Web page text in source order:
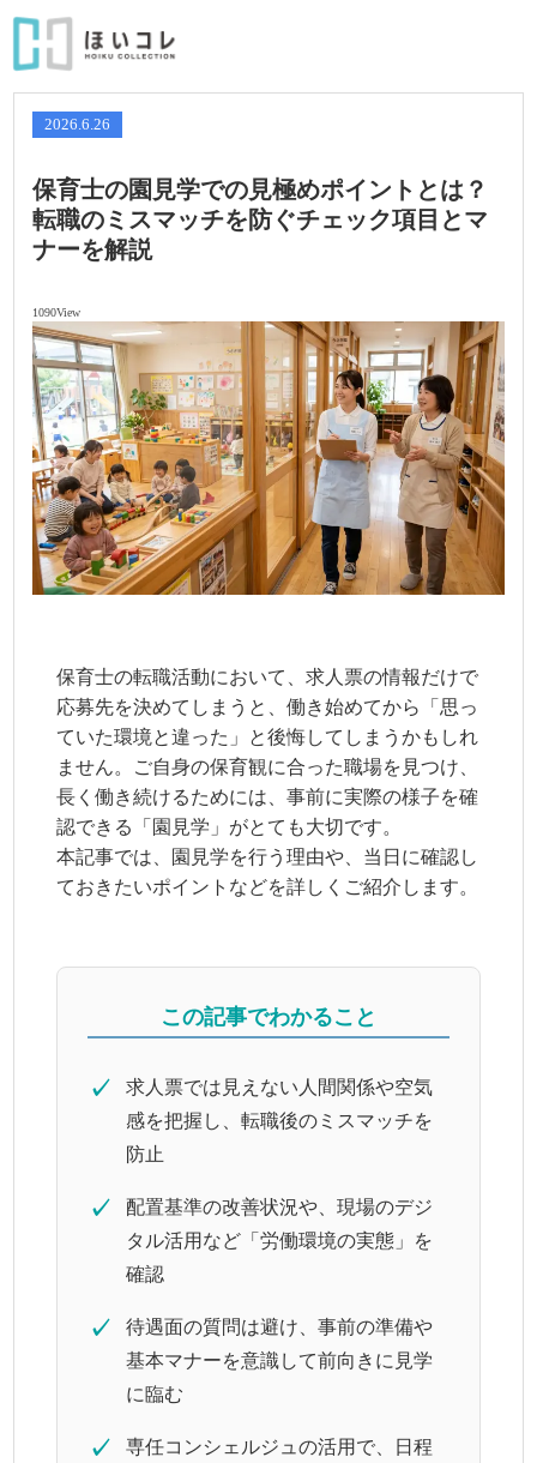
2026.6.26
保育士の園見学での見極めポイントとは？
転職のミスマッチを防ぐチェック項目とマ
ナーを解説
1090View
保育士の転職活動において、求人票の情報だけで
応募先を決めてしまうと、働き始めてから「思っ
ていた環境と違った」と後悔してしまうかもしれ
ません。ご自身の保育観に合った職場を見つけ、
長く働き続けるためには、事前に実際の様子を確
認できる「園見学」がとても大切です。
本記事では、園見学を行う理由や、当日に確認し
ておきたいポイントなどを詳しくご紹介します。
この記事でわかること
✓
求人票では見えない人間関係や空気
感を把握し、転職後のミスマッチを
防止
✓
配置基準の改善状況や、現場のデジ
タル活用など「労働環境の実態」を
確認
✓
待遇面の質問は避け、事前の準備や
基本マナーを意識して前向きに見学
に臨む
✓
専任コンシェルジュの活用で、日程